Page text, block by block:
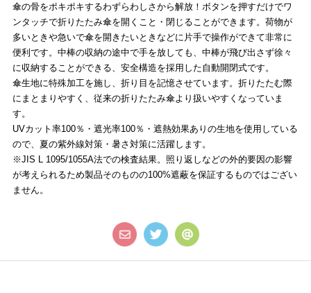
傘の骨をポキポキするわずらわしさから解放！ボタンを押すだけでワ
ンタッチで折りたたみ傘を開くこと・閉じることができます。荷物が
多いときや急いで傘を開きたいときなどに片手で操作ができて非常に
便利です。中棒の収納の途中で手を放しても、中棒が飛び出さず徐々
に収納することができる、安全構造を採用した自動開閉式です。
傘生地に特殊加工を施し、折り目を記憶させています。折りたたむ際
にまとまりやすく、従来の折りたたみ傘より扱いやすくなっていま
す。
UVカット率100％・遮光率100％・遮熱効果ありの生地を使用している
ので、夏の紫外線対策・暑さ対策に活躍します。
※JIS L 1095/1055A法での検査結果。照り返しなどの外的要因の影響
が考えられるため製品そのものの100%遮蔽を保証するものではござい
ません。